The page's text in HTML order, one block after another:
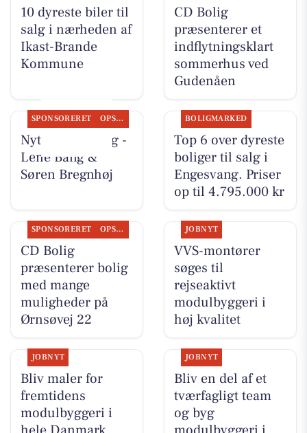
10 dyreste biler til
salg i nærheden af
Ikast-Brande
Kommune
CD Bolig
præsenterer et
indflytningsklart
sommerhus ved
Gudenåen
SPONSORERET OPSLAGSTAVLEN
Nyt fra CD Bolig -
Lene Bang &
Søren Bregnhøj
BOLIGMARKED
Top 6 over dyreste
boliger til salg i
Engesvang. Priser
op til 4.795.000 kr
SPONSORERET OPSLAGSTAVLEN
CD Bolig
præsenterer bolig
med mange
muligheder på
Ørnsøvej 22
JOBNYT
VVS-montører
søges til
rejseaktivt
modulbyggeri i
høj kvalitet
JOBNYT
Bliv maler for
fremtidens
modulbyggeri i
JOBNYT
Bliv en del af et
tværfagligt team
og byg